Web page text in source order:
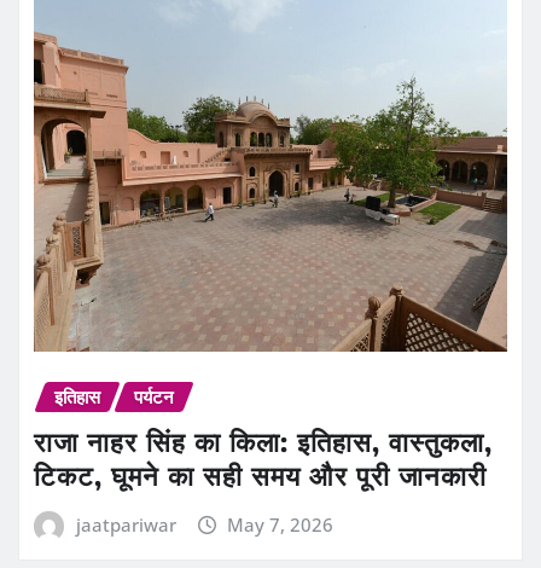
इतिहास पर्यटन
राजा नाहर सिंह का किला: इतिहास, वास्तुकला,
टिकट, घूमने का सही समय और पूरी जानकारी
jaatpariwar May 7, 2026